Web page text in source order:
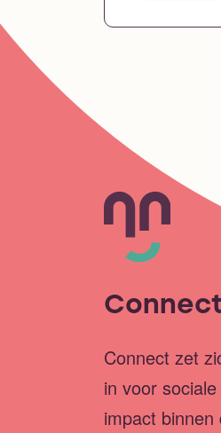
Connect zet
in voor sociale
impact binnen